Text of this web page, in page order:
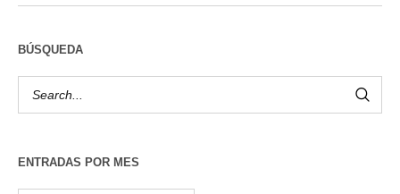
BÚSQUEDA
ENTRADAS POR MES